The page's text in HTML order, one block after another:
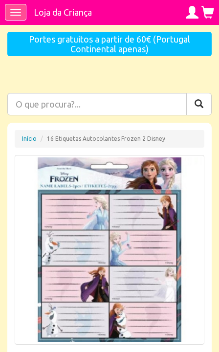
ToggleLoja da Criança
Portes gratuitos a partir de 60€ (Portugal
Continental apenas)
Início 16 Etiquetas Autocolantes Frozen 2 Disney